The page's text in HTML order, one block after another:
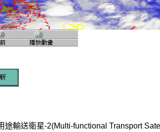
輸送衛星-2(Multi-functional Transport